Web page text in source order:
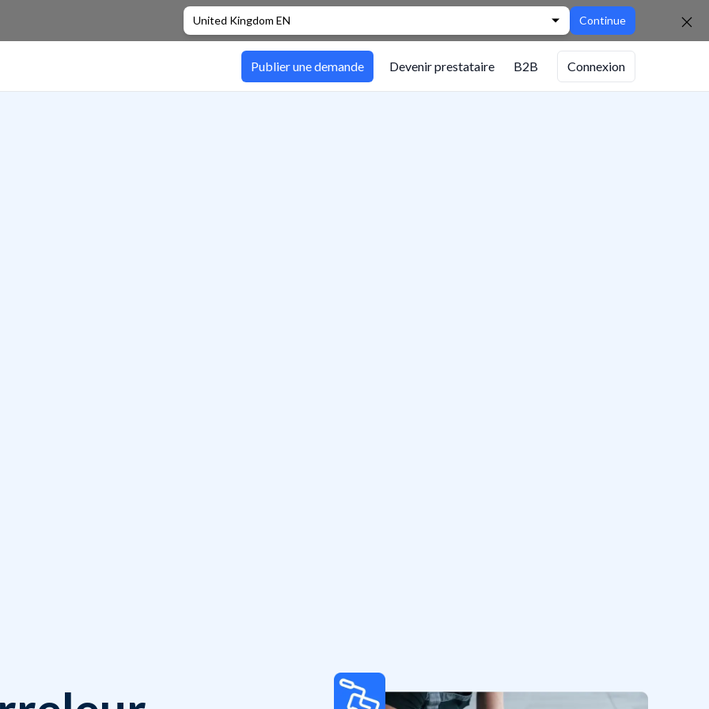
United Kingdom EN Continue
Publier une demande Devenir prestataire B2B Connexion